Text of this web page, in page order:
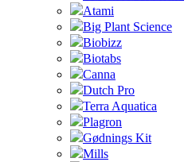
Atami
Big Plant Science
Biobizz
Biotabs
Canna
Dutch Pro
Terra Aquatica
Plagron
Gødnings Kit
Mills